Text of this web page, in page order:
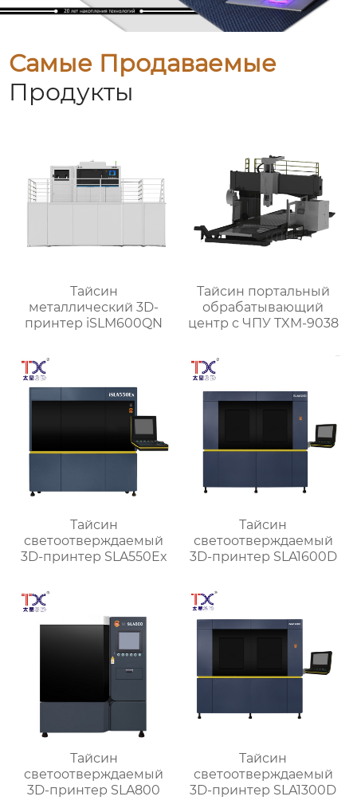
Самые Продаваемые
Продукты
Тайсин
металлический 3D-
принтер iSLM600QN
Тайсин портальный
обрабатывающий
центр с ЧПУ TXM-9038
Тайсин
светоотверждаемый
3D-принтер SLA550Ex
Тайсин
светоотверждаемый
3D-принтер SLA1600D
Тайсин
светоотверждаемый
3D-принтер SLA800
Тайсин
светоотверждаемый
3D-принтер SLA1300D